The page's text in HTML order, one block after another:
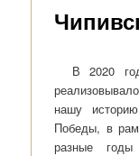
В 2020
нашу
Победы, в
разные годы